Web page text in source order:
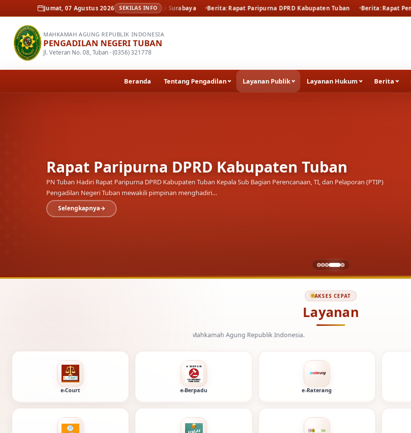
Jumat, 07 Agustus 2026 SEKILAS INFO
elektronik oleh Pengadilan Tinggi Surabaya Berita Rapat Paripurna DPRD Kabupaten Tuban Berita Rapat Pembahasan
MAHKAMAH AGUNG REPUBLIK INDONESIA
PENGADILAN NEGERI TUBAN
Jl. Veteran No. 08, Tuban · (0356) 321778
Beranda Tentang Pengadilan Layanan Publik Layanan Hukum Berita
Rapat Paripurna DPRD Kabupaten Tuban
PN Tuban Hadiri Rapat Paripurna DPRD Kabupaten Tuban Kepala Sub Bagian Perencanaan, TI, dan Pelaporan (PTIP)
Pengadilan Negeri Tuban mewakili pimpinan menghadiri…
Selengkapnya
AKSES CEPAT
Layanan
Layanan digital Pengadilan Negeri Tuban dan Mahkamah Agung Republik Indonesia.
e-Court e-Berpadu e-Raterang